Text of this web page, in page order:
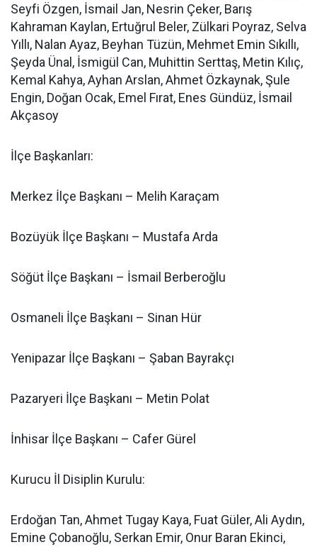
Seyfi Özgen, İsmail Jan, Nesrin Çeker, Barış
Kahraman Kaylan, Ertuğrul Beler, Zülkari Poyraz, Selva
Yıllı, Nalan Ayaz, Beyhan Tüzün, Mehmet Emin Sıkıllı,
Şeyda Ünal, İsmigül Can, Muhittin Serttaş, Metin Kılıç,
Kemal Kahya, Ayhan Arslan, Ahmet Özkaynak, Şule
Engin, Doğan Ocak, Emel Fırat, Enes Gündüz, İsmail
Akçasoy
İlçe Başkanları:
Merkez İlçe Başkanı – Melih Karaçam
Bozüyük İlçe Başkanı – Mustafa Arda
Söğüt İlçe Başkanı – İsmail Berberoğlu
Osmaneli İlçe Başkanı – Sinan Hür
Yenipazar İlçe Başkanı – Şaban Bayrakçı
Pazaryeri İlçe Başkanı – Metin Polat
İnhisar İlçe Başkanı – Cafer Gürel
Kurucu İl Disiplin Kurulu:
Erdoğan Tan, Ahmet Tugay Kaya, Fuat Güler, Ali Aydın,
Emine Çobanoğlu, Serkan Emir, Onur Baran Ekinci,